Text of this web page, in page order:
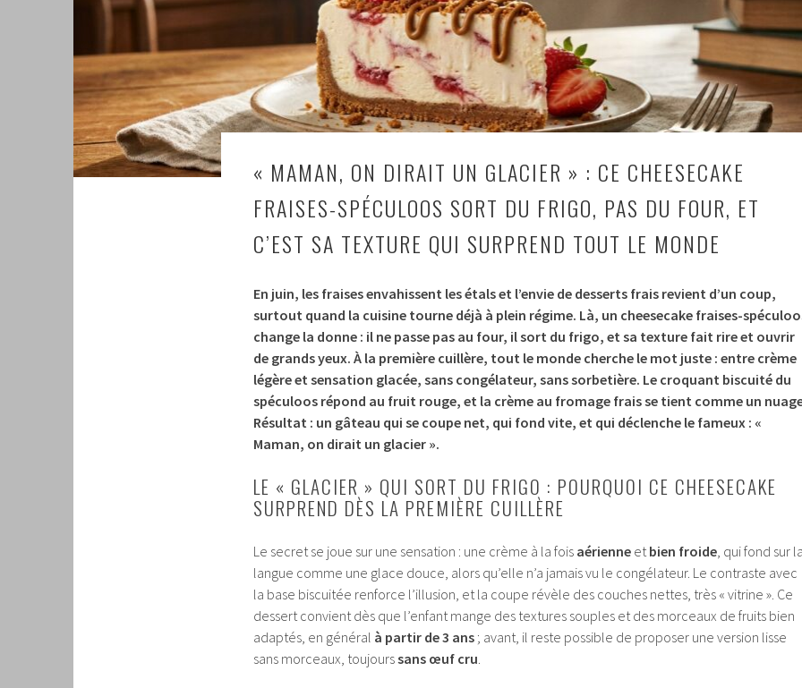
« MAMAN, ON DIRAIT UN GLACIER » : CE CHEESECAKE
FRAISES-SPÉCULOOS SORT DU FRIGO, PAS DU FOUR, ET
C’EST SA TEXTURE QUI SURPREND TOUT LE MONDE
En juin, les fraises envahissent les étals et l’envie de desserts frais revient d’un coup,
surtout quand la cuisine tourne déjà à plein régime. Là, un cheesecake fraises-
change la donne : il ne passe pas au four, il sort du frigo, et sa texture fait rire et ouvrir
de grands yeux. À la première cuillère, tout le monde cherche le mot juste : entre crème
légère et sensation glacée, sans congélateur, sans sorbetière. Le croquant biscuité du
spéculoos répond au fruit rouge, et la crème au fromage frais se tient comme un
Résultat : un gâteau qui se coupe net, qui fond vite, et qui déclenche le fameux : «
Maman, on dirait un glacier ».
LE « GLACIER » QUI SORT DU FRIGO : POURQUOI CE CHEESECAKE
SURPREND DÈS LA PREMIÈRE CUILLÈRE
Le secret se joue sur une sensation : une crème à la fois aérienne et bien froide , qui fond sur
langue comme une glace douce, alors qu’elle n’a jamais vu le congélateur. Le contraste avec
la base biscuitée renforce l’illusion, et la coupe révèle des couches nettes, très « vitrine ». Ce
dessert convient dès que l’enfant mange des textures souples et des morceaux de fruits bien
adaptés, en général à partir de 3 ans ; avant, il reste possible de proposer une version lisse
sans morceaux, toujourssans œuf cru